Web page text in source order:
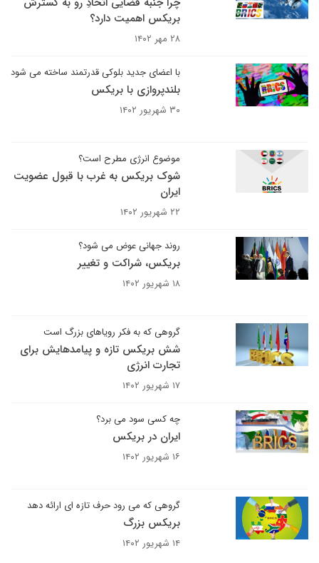
بریکس اهمیت دارد؟
۲۸ مهر ۱۴۰۲
با اعضای جدید بلوکی قدرتمند ساخته می شود
بلندپروازی با بریکس
۳۰ شهریور ۱۴۰۲
موضوع انرژی مطرح است؟
شوک بریکس به غرب با قبول عضویت
ایران
۲۲ شهریور ۱۴۰۲
روند جهانی عوض می شود؟
بریکس، شراکت و تغییر
۱۸ شهریور ۱۴۰۲
گروهی که به فکر رویاهای بزرگ است
شش بریکس تازه و پیامدهایش برای
تجارت انرژی
۱۷ شهریور ۱۴۰۲
چه کسی سود می برد؟
ایران در بریکس
۱۶ شهریور ۱۴۰۲
گروهی که می رود حرف تازه ای ارائه دهد
بریکس بزرگ
۱۴ شهریور ۱۴۰۲